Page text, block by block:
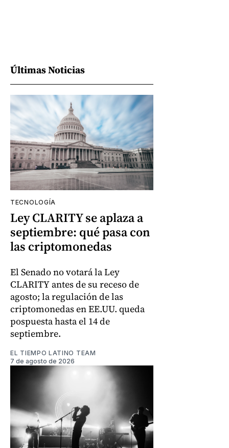
Últimas Noticias
TECNOLOGÍA
Ley CLARITY se aplaza a
septiembre: qué pasa con
las criptomonedas
El Senado no votará la Ley
CLARITY antes de su receso de
agosto; la regulación de las
criptomonedas en EE.UU. queda
pospuesta hasta el 14 de
septiembre.
EL TIEMPO LATINO TEAM
7 de agosto de 2026